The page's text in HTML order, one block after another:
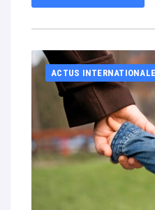
ACTUS